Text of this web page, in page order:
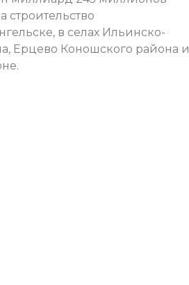
строительство
в селах Ильинско-
Ерцево Коношского района и